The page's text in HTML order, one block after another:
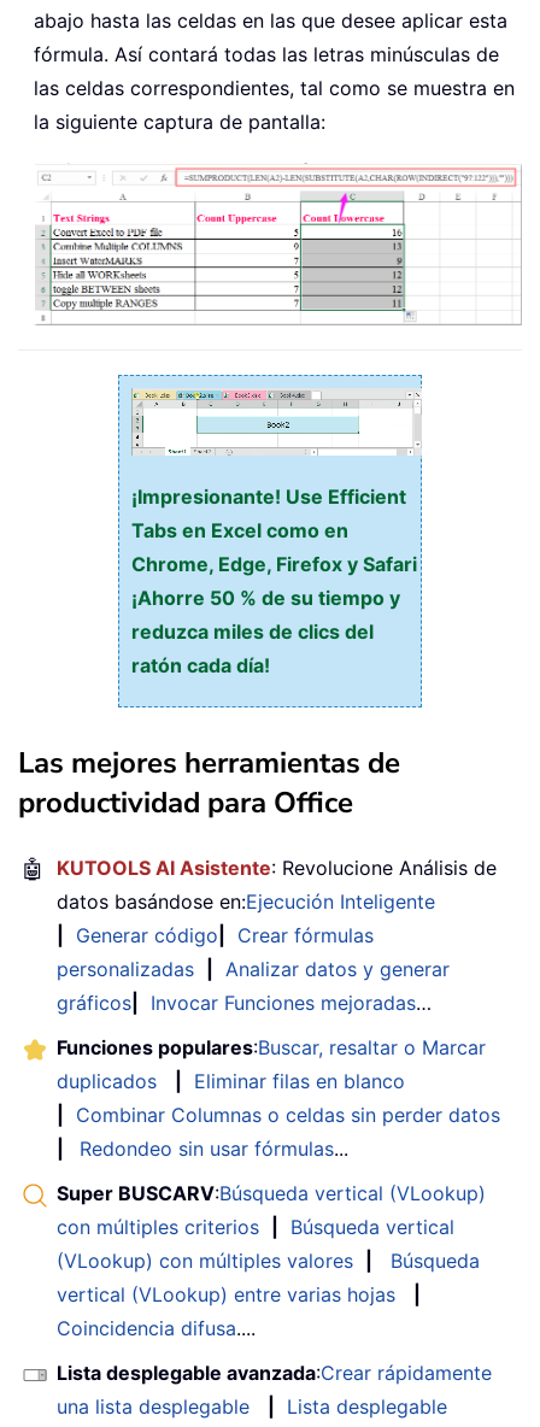
abajo hasta las celdas en las que desee aplicar esta
fórmula. Así contará todas las letras minúsculas de
las celdas correspondientes, tal como se muestra en
la siguiente captura de pantalla:
¡Impresionante! Use Efficient
Tabs en Excel como en
Chrome, Edge, Firefox y Safari
¡Ahorre 50 % de su tiempo y
reduzca miles de clics del
ratón cada día!
Las mejores herramientas de
productividad para Office
🤖 KUTOOLS AI Asistente: Revolucione Análisis de
datos basándose en:Ejecución Inteligente
Generar código
Crear fórmulas
personalizadas
Analizar datos y generar
gráficos
Invocar Funciones mejoradas…
Funciones populares:Buscar, resaltar o Marcar
duplicados
Eliminar filas en blanco
Combinar Columnas o celdas sin perder datos
Redondeo sin usar fórmulas...
Super BUSCARV:Búsqueda vertical (VLookup)
con múltiples criterios
Búsqueda vertical
(VLookup) con múltiples valores
Búsqueda
vertical (VLookup) entre varias hojas
Coincidencia difusa....
Lista desplegable avanzada:Crear rápidamente
una lista desplegable
Lista desplegable